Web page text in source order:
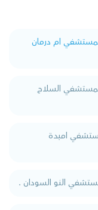
ام درمان
السلاح
امبدة
النو السودان .